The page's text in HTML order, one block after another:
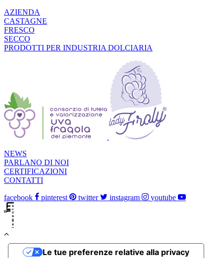
AZIENDA
CASTAGNE
FRESCO
SECCO
PRODOTTI PER INDUSTRIA DOLCIARIA
NEWS
PARLANO DI NOI
CERTIFICAZIONI
CONTATTI
facebook pinterest twitter instagram youtube
Le tue preferenze relative alla privacy